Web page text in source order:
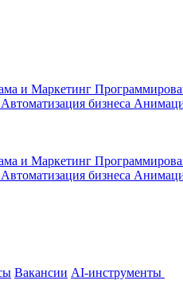
и Маркетинг
Автоматизация бизнеса
и Маркетинг
Автоматизация бизнеса
Вакансии AI-инструменты